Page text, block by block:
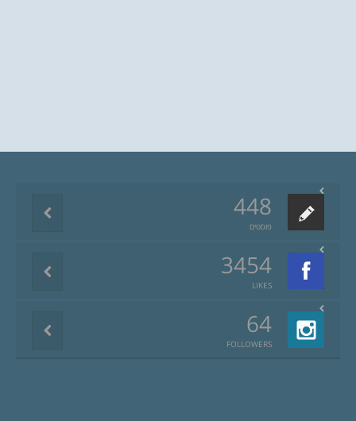
448
פוסטים
3454
LIKES
64
FOLLOWERS